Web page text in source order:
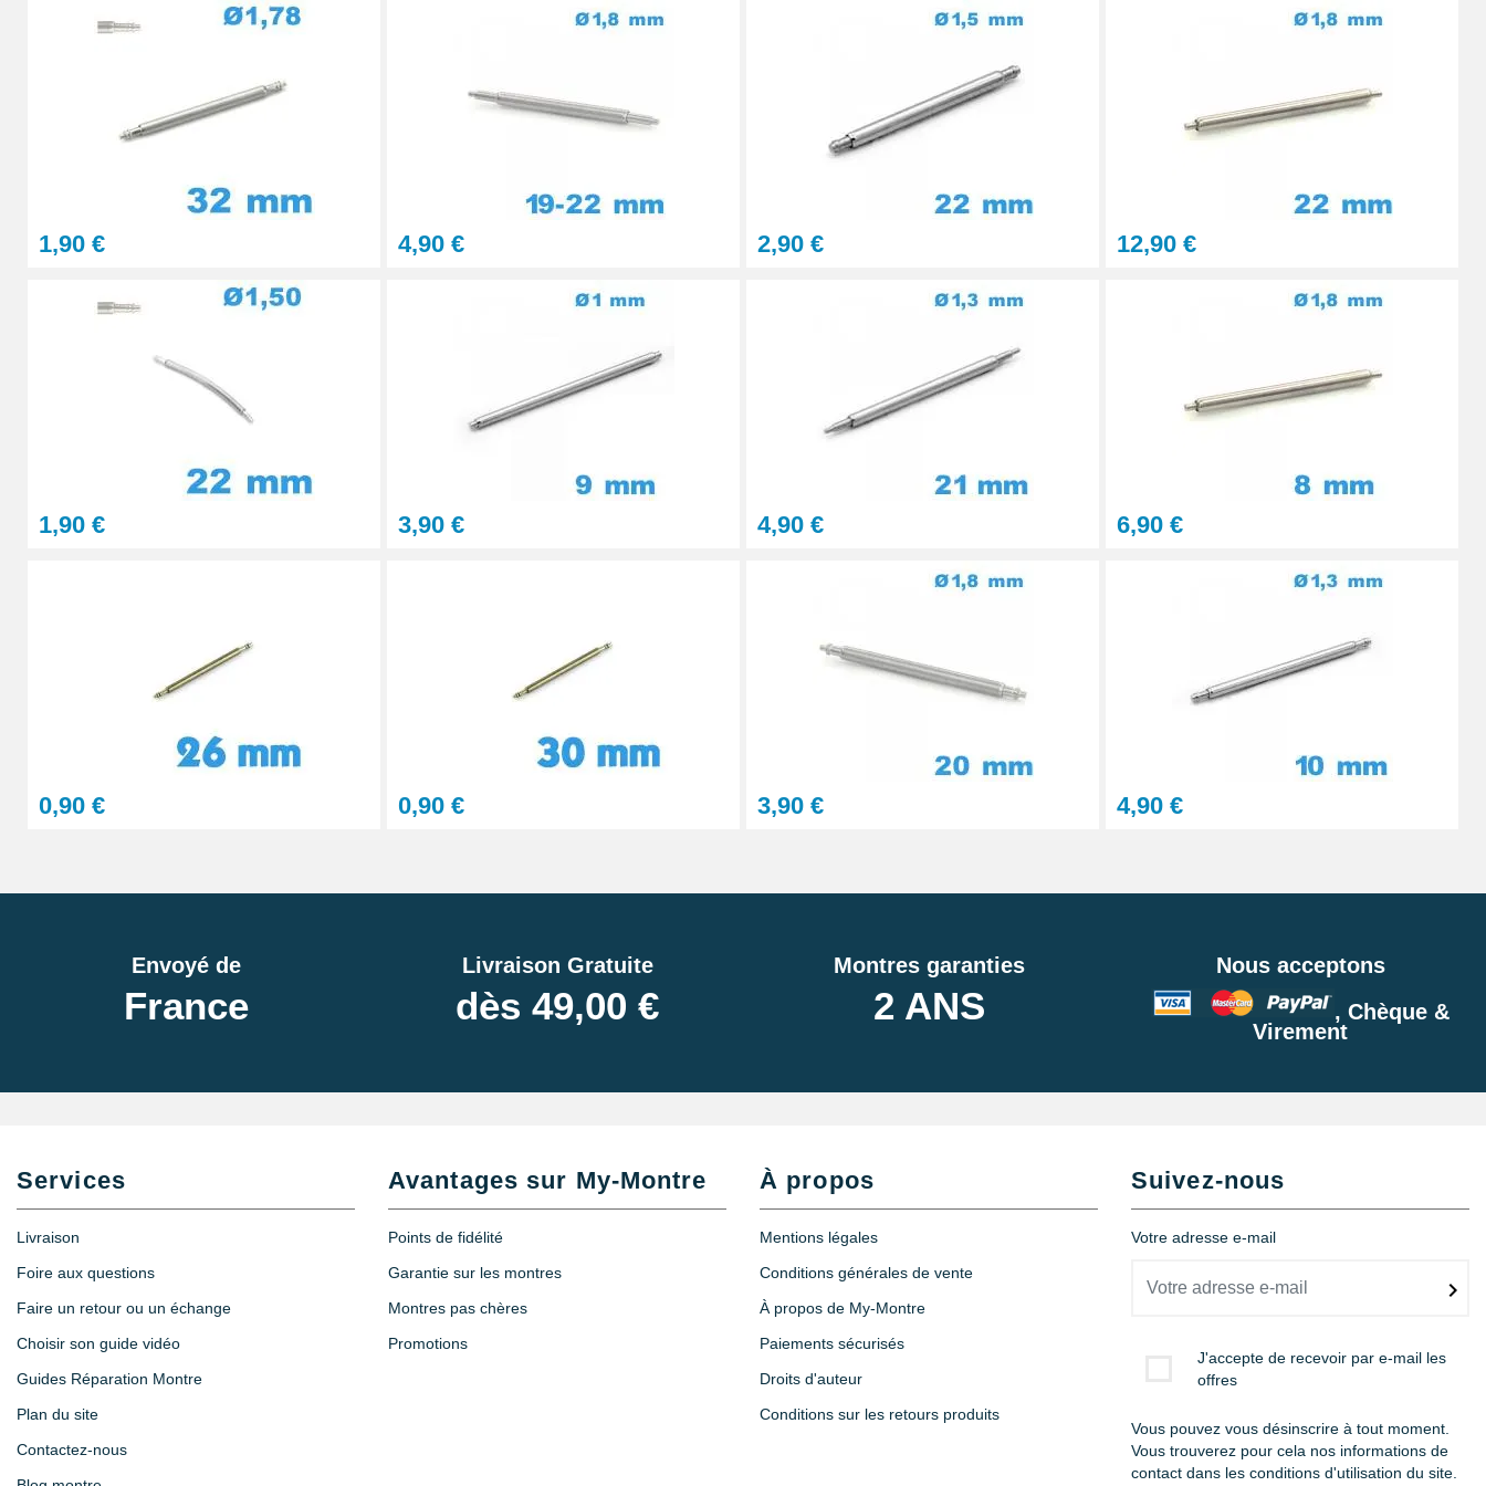
7,90 €
Outil pointeau de pose suisse professionnel BERGEON
28,90 €
Ajouter au panier
Pointeau de Pose Tête Interchangeable
Kit Réparation Montre Multifonction
23,90 €
1,90 € 4,90 € 2,90 € 12,90 €
1,90 € 3,90 € 4,90 € 6,90 €
0,90 € 0,90 € 3,90 € 4,90 €
Envoyé de
France
Livraison Gratuite
dès 49,00 €
Montres garanties
2 ANS
Nous acceptons
, Chèque &
Virement
Services
Livraison
Foire aux questions
Faire un retour ou un échange
Choisir son guide vidéo
Guides Réparation Montre
Plan du site
Contactez-nous
Avantages sur My-Montre
Points de fidélité
Garantie sur les montres
Montres pas chères
Promotions
À propos
Mentions légales
Conditions générales de vente
À propos de My-Montre
Paiements sécurisés
Droits d'auteur
Conditions sur les retours produits
Suivez-nous
Votre adresse e-mail
J'accepte de recevoir par e-mail les
offres
Vous pouvez vous désinscrire à tout moment.
Vous trouverez pour cela nos informations de
contact dans les conditions d'utilisation du site.